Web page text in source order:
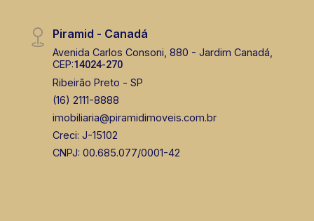
Piramid - Canadá
Avenida Carlos Consoni, 880 - Jardim Canadá,
CEP:14024-270
Ribeirão Preto - SP
(16) 2111-8888
imobiliaria@piramidimoveis.com.br
Creci: J-15102
CNPJ: 00.685.077/0001-42